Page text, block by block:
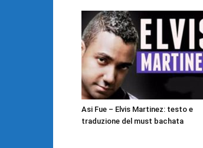
Asi Fue – Elvis Martinez: testo e
traduzione del must bachata